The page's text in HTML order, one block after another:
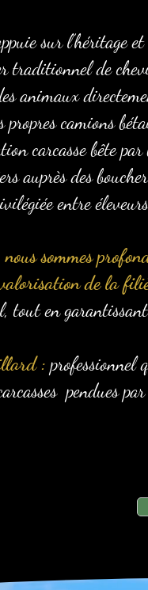
sur
traditionnel de
animaux
propres camions
carcasse bête par
auprès des
entre
nous sommes
de la
tout en
: professionnel
pendues